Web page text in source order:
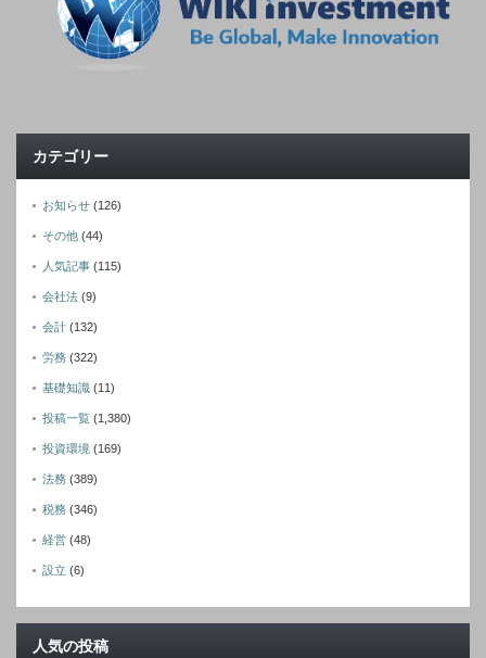
カテゴリー
お知らせ (126)
その他 (44)
人気記事 (115)
会社法 (9)
会計 (132)
労務 (322)
基礎知識 (11)
投稿一覧 (1,380)
投資環境 (169)
法務 (389)
税務 (346)
経営 (48)
設立 (6)
人気の投稿